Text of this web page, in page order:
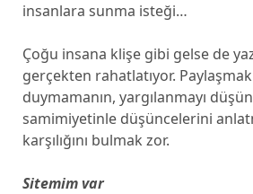
insanlara sunma isteği…
Çoğu insana klişe gibi gelse de
gerçekten rahatlatıyor.
duymamanın, yargılanmayı
samimiyetinle düşüncelerini
karşılığını bulmak zor.
Sitemim var